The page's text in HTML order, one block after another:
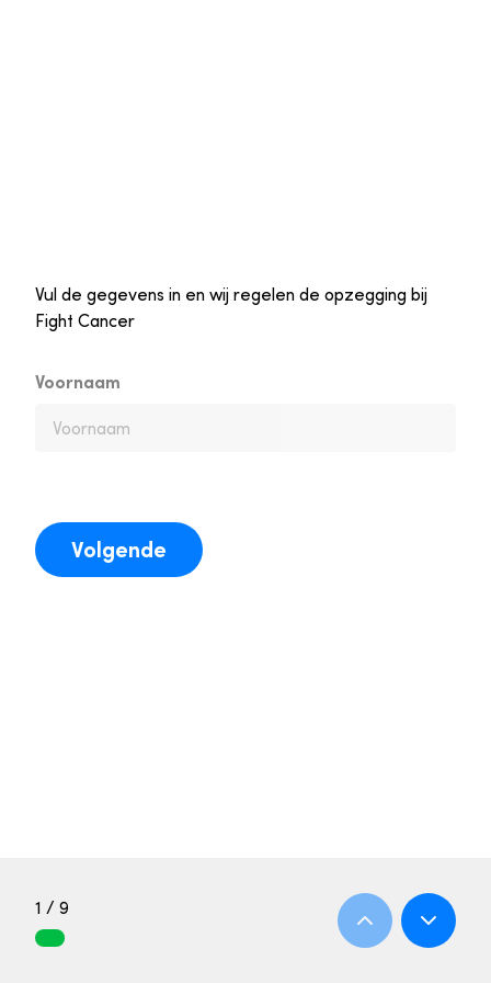
Vul de gegevens in en wij regelen de opzegging bij
Fight Cancer
Voornaam
Volgende
1 / 9